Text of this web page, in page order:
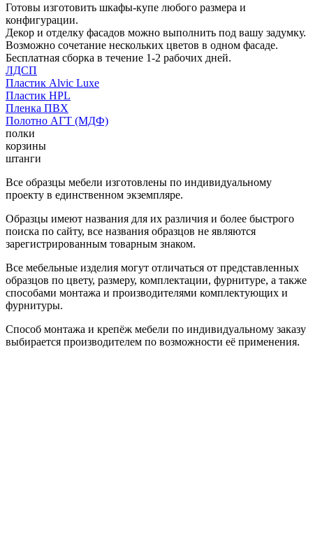
Готовы изготовить шкафы-купе любого размера и
конфигурации.
Декор и отделку фасадов можно выполнить под вашу задумку.
Возможно сочетание нескольких цветов в одном фасаде.
Бесплатная сборка в течение 1-2 рабочих дней.
ЛДСП
Пластик Alvic Luxe
Пластик HPL
Пленка ПВХ
Полотно АГТ (МДФ)
полки
корзины
штанги
Все образцы мебели изготовлены по индивидуальному
проекту в единственном экземпляре.
Образцы имеют названия для их различия и более быстрого
поиска по сайту, все названия образцов не являются
зарегистрированным товарным знаком.
Все мебельные изделия могут отличаться от представленных
образцов по цвету, размеру, комплектации, фурнитуре, а также
способами монтажа и производителями комплектующих и
фурнитуры.
Способ монтажа и крепёж мебели по индивидуальному заказу
выбирается производителем по возможности её применения.